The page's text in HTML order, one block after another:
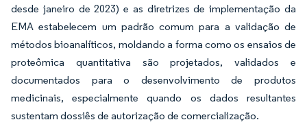
desde janeiro de 2023) e as diretrizes de implementação da
EMA estabelecem um padrão comum para a validação de
métodos bioanalíticos, moldando a forma como os ensaios de
proteômica quantitativa são projetados, validados e
documentados para o desenvolvimento de produtos
medicinais, especialmente quando os dados resultantes
sustentam dossiês de autorização de comercialização.